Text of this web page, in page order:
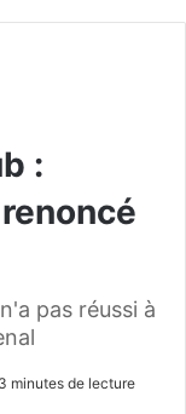
:
pas réussi à
3 minutes de lecture